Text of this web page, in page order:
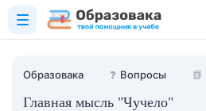
Образовака ❓ Вопросы 📗
Главная мысль "Чучело"